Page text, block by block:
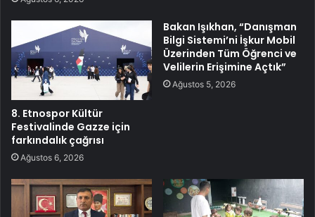
8. Etnospor Kültür
Festivalinde Gazze için
farkındalık çağrısı
Ağustos 6, 2026
Bakan Işıkhan, “Danışman
Bilgi Sistemi’ni İşkur Mobil
Üzerinden Tüm Öğrenci ve
Velilerin Erişimine Açtık”
Ağustos 5, 2026